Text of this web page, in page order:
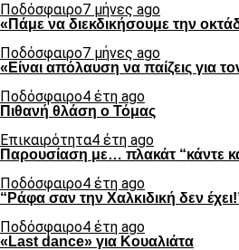
Ποδόσφαιρο7 μήνες ago
«Πάμε να διεκδικήσουμε την
Ποδόσφαιρο7 μήνες ago
«Είναι απόλαυση να παίζεις για
Ποδόσφαιρο4 έτη ago
Πιθανή θλάση ο Τόμας
Επικαιρότητα4 έτη ago
Παρουσίαση με… πλακάτ “κάντε
Ποδόσφαιρο4 έτη ago
“Ράφα σαν την Χαλκιδική δεν
Ποδόσφαιρο4 έτη ago
«Last dance» για Κουαλιάτα